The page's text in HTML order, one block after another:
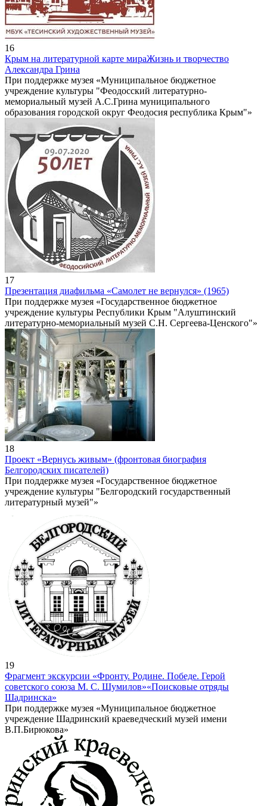
16
Крым на литературной карте мираЖизнь и творчество
Александра Грина
При поддержке музея «Муниципальное бюджетное
учреждение культуры "Феодосский литературно-
мемориальный музей А.С.Грина муниципального
образования городской округ Феодосия республика Крым"»
17
Презентация диафильма «Самолет не вернулся» (1965)
При поддержке музея «Государственное бюджетное
учреждение культуры Республики Крым "Алуштинский
литературно-мемориальный музей С.Н. Сергеева-Ценского"»
18
Проект «Вернусь живым» (фронтовая биография
Белгородских писателей)
При поддержке музея «Государственное бюджетное
учреждение культуры "Белгородский государственный
литературный музей"»
19
Фрагмент экскурсии «Фронту. Родине. Победе. Герой
советского союза М. С. Шумилов»«Поисковые отряды
Шадринска»
При поддержке музея «Муниципальное бюджетное
учреждение Шадринский краеведческий музей имени
В.П.Бирюкова»